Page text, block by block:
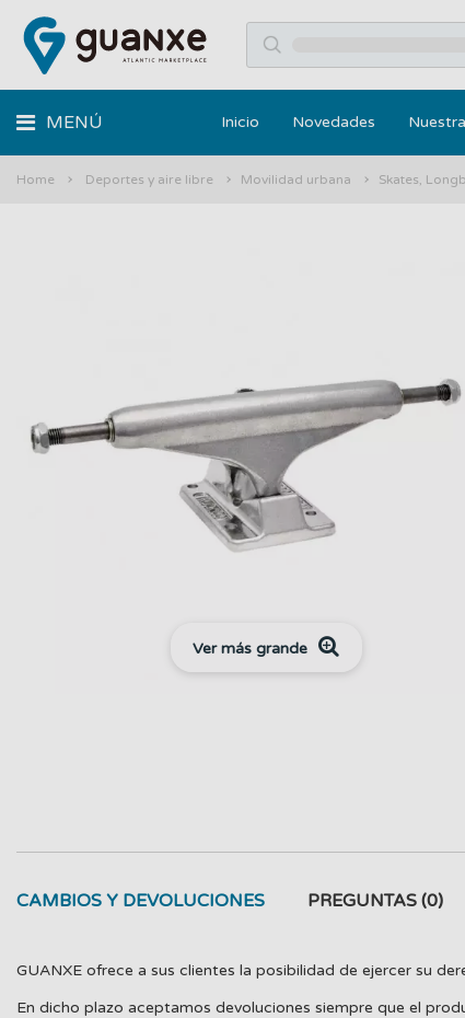
MENÚ Inicio Novedades
Home Deportes y aire libre Movilidad urbana Skates,
Ver más grande
CAMBIOS Y DEVOLUCIONES PREGUNTAS (0)
GUANXE ofrece a sus clientes la posibilidad de ejercer su
En dicho plazo aceptamos devoluciones siempre que el